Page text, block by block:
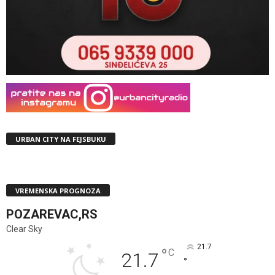
URBAN CITY NA FEJSBUKU
VREMENSKA PROGNOZA
POZAREVAC,RS
Clear Sky
21.7 °C 21.7
°